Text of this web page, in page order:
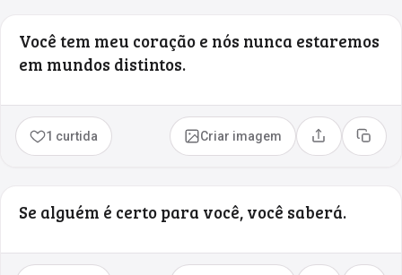
Você tem meu coração e nós nunca estaremos
em mundos distintos.
1 curtida Criar imagem Compartilhar
Copiar
Se alguém é certo para você, você saberá.